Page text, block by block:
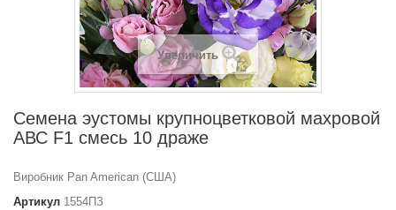
Увеличить
Семена эустомы крупноцветковой махровой
АВС F1 смесь 10 драже
Виробник Pan American (США)
Артикул 1554ПЗ